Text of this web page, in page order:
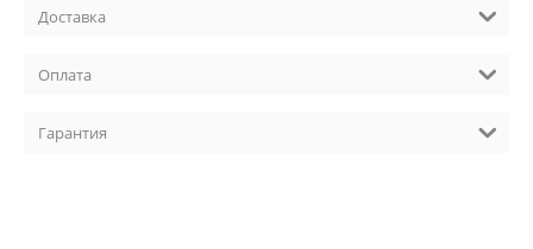
Доставка
Оплата
Гарантия